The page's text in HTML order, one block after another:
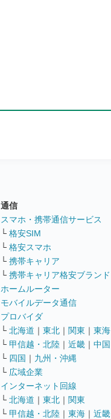
通信
スマホ・携帯通信サービス
└ 格安SIM
└ 格安スマホ
└ 携帯キャリア
└ 携帯キャリア格安ブランド
ホームルーター
モバイルデータ通信
プロバイダ
└ 北海道 ｜ 東北 ｜ 関東 ｜ 東海
└ 甲信越・北陸 ｜ 近畿 ｜ 中国
└ 四国 ｜ 九州・沖縄
└ 広域企業
インターネット回線
└ 北海道 ｜ 東北 ｜ 関東
└ 甲信越・北陸 ｜ 東海 ｜ 近畿